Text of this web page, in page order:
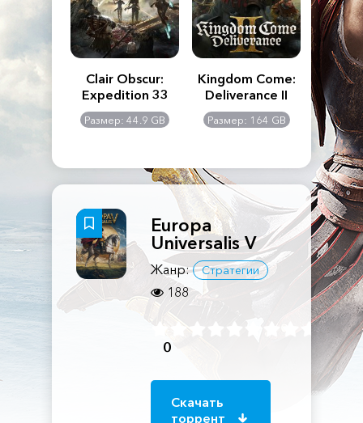
Creed
Clair Obscur:
Expedition 33
Размер: 44.9 GB
Kingdom Come:
Deliverance II
Размер: 164 GB
The
Europa
Universalis V
Жанр: Стратегии
188
0
Скачать
торрент